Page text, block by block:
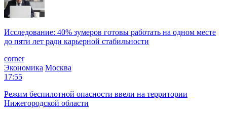
Исследование: 40% зумеров готовы работать на одном месте
до пяти лет ради карьерной стабильности
corner
Экономика Москва
17:55
Режим беспилотной опасности ввели на территории
Нижегородской области